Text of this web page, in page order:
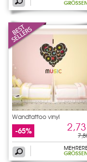
GRÖSSEN
Wandtattoo vinyl
-65%
GRÖSSEN